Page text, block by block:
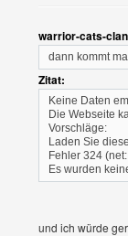
Profile anzeigen
warrior-cats-
dann kommt
Zitat:
Keine Daten
Die Webseite
Vorschläge:
Laden Sie
Fehler 324
Es wurden
und ich würde